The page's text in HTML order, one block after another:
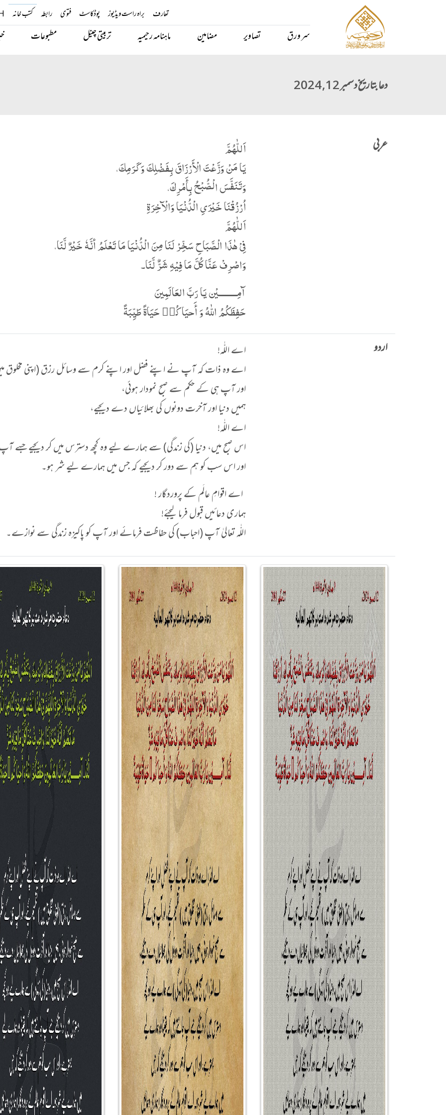
تعارف براہ راست ویڈیوز پوڈکاسٹ فتوی رابطہ کتب خانہ
سر ورق تصاویر مضامین ماہنامہ رحیمیہ تربیتی چینل مطبوعات
دعا بتاریخ دسمبر 12, 2024
عربی
اَللّٰهُمَّ
یَا مَنْ وَزَّعْتَ الْأَرْزَاقَ بِفَضْلِكَ وَکَرَمِكَ،
وَتَنَفَّسَ الْصُّبْحُ بِأَمْرِكَ،
اُرْزُقْنَا خَیْرَیِ الْدُّنْیَا وَالْآخِرَةِ
اَللّٰهُمَّ
فِیْ ھٰذَا الْصَّبَاحِ سَخِّرْ لَنَا مِنَ الْدُّنْیَا مَا تَعْلَمُ أنَّهٗ خَیْرٌ لَّنَا،
وَاصْرِفْ عَنَّا کُلَّ مَا فِیْهِ شَرٌّ لَّنَا۔
آمِـــــــــيْن يَا رَبَّ العَالَمِينَ
حَفِظَكُمُ اللّٰهُ وَ أَحيَاكُم٘ حَيَاةً طَيِّبَةً
اردو
اے اللّٰہ!
اے وہ ذات کہ آپ نے اپنے فضل اور اپنے کرم سے وسائل رزق (اپنی مخلوق
اور آپ ہی کے حکم سے صبح نمودار ہوئی،
ہمیں دنیا اور آخرت دونوں کی بھلائیاں دے دیجیے،
اے اللّٰہ!
اس صبح میں، دنیا (کی زندگی) سے ہمارے لیے وہ کچھ دسترس میں کر دیجیے جسے
اور اس سب کو ہم سے دور کر دیجیے کہ جس میں ہمارے لیے شر ہو۔
اے اقوامِ عالَم کے پروردگار !
ہماری دعائیں قبول فرما لیجئے!
اللّٰہ تعالیٰ آپ (احباب) کی حفاظت فرمائے اور آپ کو پاکیزہ زندگی سے نوازے۔